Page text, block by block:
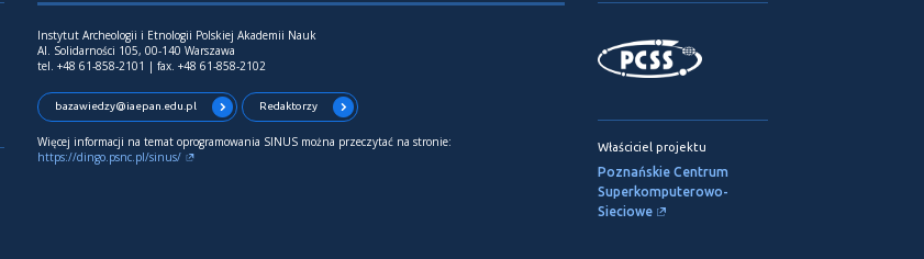
Instytut Archeologii i Etnologii Polskiej Akademii Nauk
Al. Solidarności 105, 00-140 Warszawa
tel. +48 61-858-2101 | fax. +48 61-858-2102
bazawiedzy@iaepan.edu.pl Redaktorzy
Więcej informacji na temat oprogramowania SINUS można przeczytać na stronie:
https://dingo.psnc.pl/sinus/
Właściciel projektu
Poznańskie Centrum
Superkomputerowo-
Sieciowe